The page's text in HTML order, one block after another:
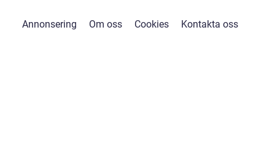
Annonsering Om oss Cookies Kontakta oss